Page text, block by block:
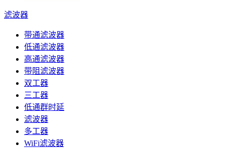
滤波器
带通滤波器
低通滤波器
高通滤波器
带阻滤波器
双工器
三工器
低通群时延
滤波器
多工器
WiFi滤波器